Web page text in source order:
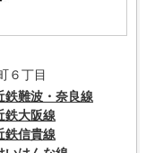
６丁目
鉄難波・奈良線
鉄大阪線
鉄信貴線